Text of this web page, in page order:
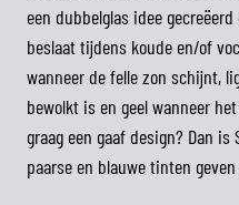
een dubbelglas idee
beslaat tijdens koude en/of
wanneer de felle zon schijnt,
bewolkt is en geel wanneer
graag een gaaf design? Dan
paarse en blauwe tinten